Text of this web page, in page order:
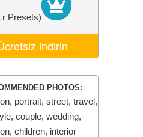
Presets)
indirin
PHOTOS:
portrait, street, travel,
couple, wedding,
children, interior